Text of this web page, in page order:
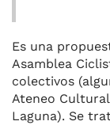
Es una
Asamblea
colectivos
Ateneo
Laguna). Se